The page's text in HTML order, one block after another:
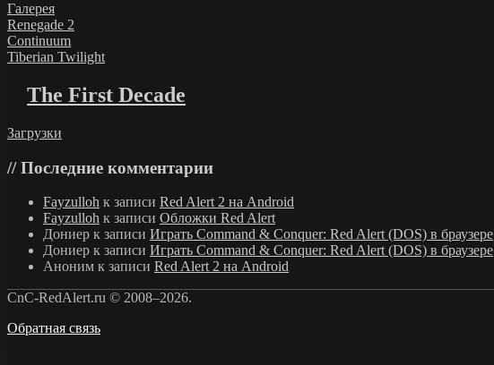
Галерея
Renegade 2
Continuum
Tiberian Twilight
The First Decade
Загрузки
Последние комментарии
Fayzulloh к записи Red Alert 2 на Android
Fayzulloh к записи Обложки Red Alert
Дониер к записи Играть Command & Conquer: Red Alert (DOS) в браузере
Дониер к записи Играть Command & Conquer: Red Alert (DOS) в браузере
Аноним к записи Red Alert 2 на Android
CnC-RedAlert.ru © 2008–2026.
Обратная связь